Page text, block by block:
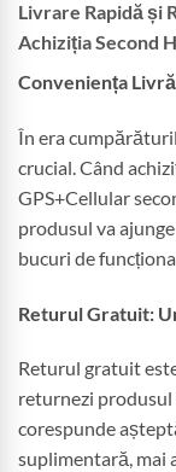
Livrare Rapidă și
Achiziția Second
Conveniența
În era
crucial. Când
GPS+Cellular
produsul va
bucuri de
Returul Gratuit:
Returul gratuit
returnezi produsul
corespunde
suplimentară, mai